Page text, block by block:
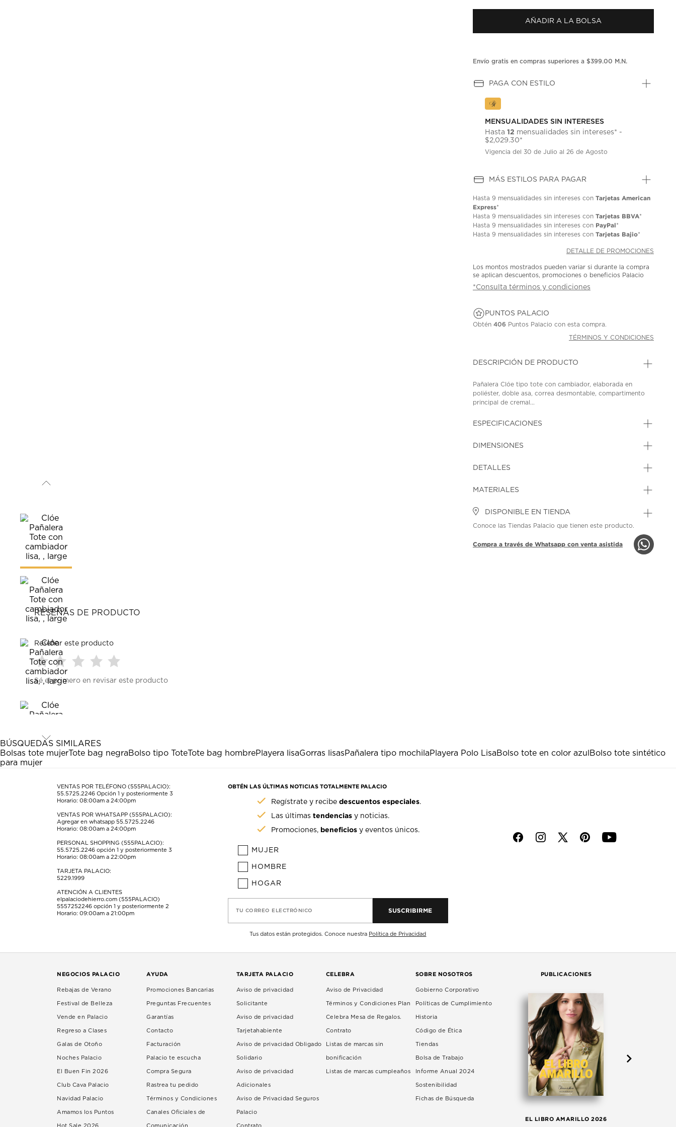
puntuación.
en
la
AÑADIR A LA BOLSA
Envío gratis en compras superiores a $399.00 M.N.
PAGA CON ESTILO
MENSUALIDADES SIN INTERESES
Hasta12 mensualidades sin intereses* -
$2,029.30*
Vigencia del 30 de Julio al 26 de Agosto
MÁS ESTILOS PARA PAGAR
Hasta9 mensualidades sin intereses conTarjetas American
Express*
Hasta9 mensualidades sin intereses conTarjetas BBVA*
Hasta9 mensualidades sin intereses con PayPal*
Hasta9 mensualidades sin intereses conTarjetas Bajio*
DETALLE DE PROMOCIONES
Los montos mostrados pueden variar si durante la compra
se aplican descuentos, promociones o beneficios Palacio
*Consulta términos y condiciones
PUNTOS PALACIO
Obtén406 Puntos Palacio con esta compra.
TÉRMINOS Y CONDICIONES
DESCRIPCIÓN DE PRODUCTO
Pañalera Clóe tipo tote con cambiador, elaborada en
poliéster, doble asa, correa desmontable, compartimento
principal de cremal...
ESPECIFICACIONES
DIMENSIONES
DETALLES
MATERIALES
DISPONIBLE EN TIENDA
Conoce las Tiendas Palacio que tienen este producto.
Compra a través de Whatsapp con venta asistida
RESEÑAS DE PRODUCTO
Reseñar este producto
Seleccionar
para
artículo
estrella
Esta
acción
abrirá
formulario
Seleccionar
para
el
artículo
estrellas.
Esta
acción
formulario
de
para
estrellas.
Esta
acción
formulario
de
para
estrellas.
Esta
acción
formulario
de
para
acción
formulario
de
envío.
Sé el primero en revisar este producto
BÚSQUEDAS SIMILARES
Bolsas tote mujerTote bag negraBolso tipo ToteTote bag hombrePlayera lisaGorras lisasPañalera tipo mochilaPlayera Polo LisaBolso tote en color azul Bolso tote sintético
para mujer
VENTAS POR TELÉFONO (555PALACIO):
55.5725.2246 Opción 1 y posteriormente 3
Horario: 08:00am a 24:00pm
VENTAS POR WHATSAPP (555PALACIO):
Agregar en whatsapp 55.5725.2246
Horario: 08:00am a 24:00pm
PERSONAL SHOPPING (555PALACIO):
55.5725.2246 opción 1 y posteriormente 3
Horario: 08:00am a 22:00pm
TARJETA PALACIO:
5229.1999
ATENCIÓN A CLIENTES
elpalaciodehierro.com (555PALACIO)
5557252246 opción 1 y posteriormente 2
Horario: 09:00am a 21:00pm
OBTÉN LAS ÚLTIMAS NOTICIAS TOTALMENTE PALACIO
Regístrate y recibedescuentos especiales.
Las últimastendencias y noticias.
Promociones, beneficios y eventos únicos.
MUJER
HOMBRE
HOGAR
TU CORREO ELECTRÓNICO SUSCRIBIRME
Tus datos están protegidos. Conoce nuestra Política de Privacidad
f i p y
NEGOCIOS PALACIO
Rebajas de Verano
Festival de Belleza
Vende en Palacio
Regreso a Clases
Galas de Otoño
Noches Palacio
El Buen Fin 2026
Club Cava Palacio
Navidad Palacio
Amamos los Puntos
Hot Sale 2026
AYUDA
Promociones Bancarias
Preguntas Frecuentes
Garantías
Contacto
Facturación
Palacio te escucha
Compra Segura
Rastrea tu pedido
Términos y Condiciones
Canales Oficiales de
Comunicación
TARJETA PALACIO
Aviso de privacidad
Solicitante
Aviso de privacidad
Tarjetahabiente
Aviso de privacidad Obligado
Solidario
Aviso de privacidad
Adicionales
Aviso de Privacidad Seguros
Palacio
Contrato
CELEBRA
Aviso de Privacidad
Términos y Condiciones Plan
Celebra Mesa de Regalos.
Contrato
Listas de marcas sin
bonificación
Listas de marcas cumpleaños
SOBRE NOSOTROS
Gobierno Corporativo
Políticas de Cumplimiento
Historia
Código de Ética
Tiendas
Bolsa de Trabajo
Informe Anual 2024
Sostenibilidad
Fichas de Búsqueda
PUBLICACIONES
EL LIBRO AMARILLO 2026